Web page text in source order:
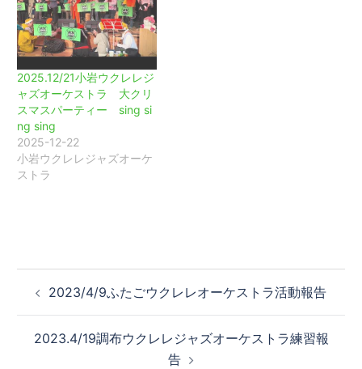
2025.12/21小岩ウクレレジ
ャズオーケストラ 大クリ
スマスパーティー sing si
ng sing
2025-12-22
小岩ウクレレジャズオーケ
ストラ
稿
ビ
2023/4/9ふたごウクレレオーケストラ活動報告
2023.4/19調布ウクレレジャズオーケストラ練習報
告